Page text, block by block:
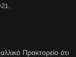
Πρακτορείο ότι